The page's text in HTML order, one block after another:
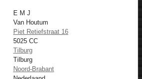
E M J
Van Houtum
Piet Retiefstraat 16
5025 CC
Tilburg
Tilburg
Noord-Brabant